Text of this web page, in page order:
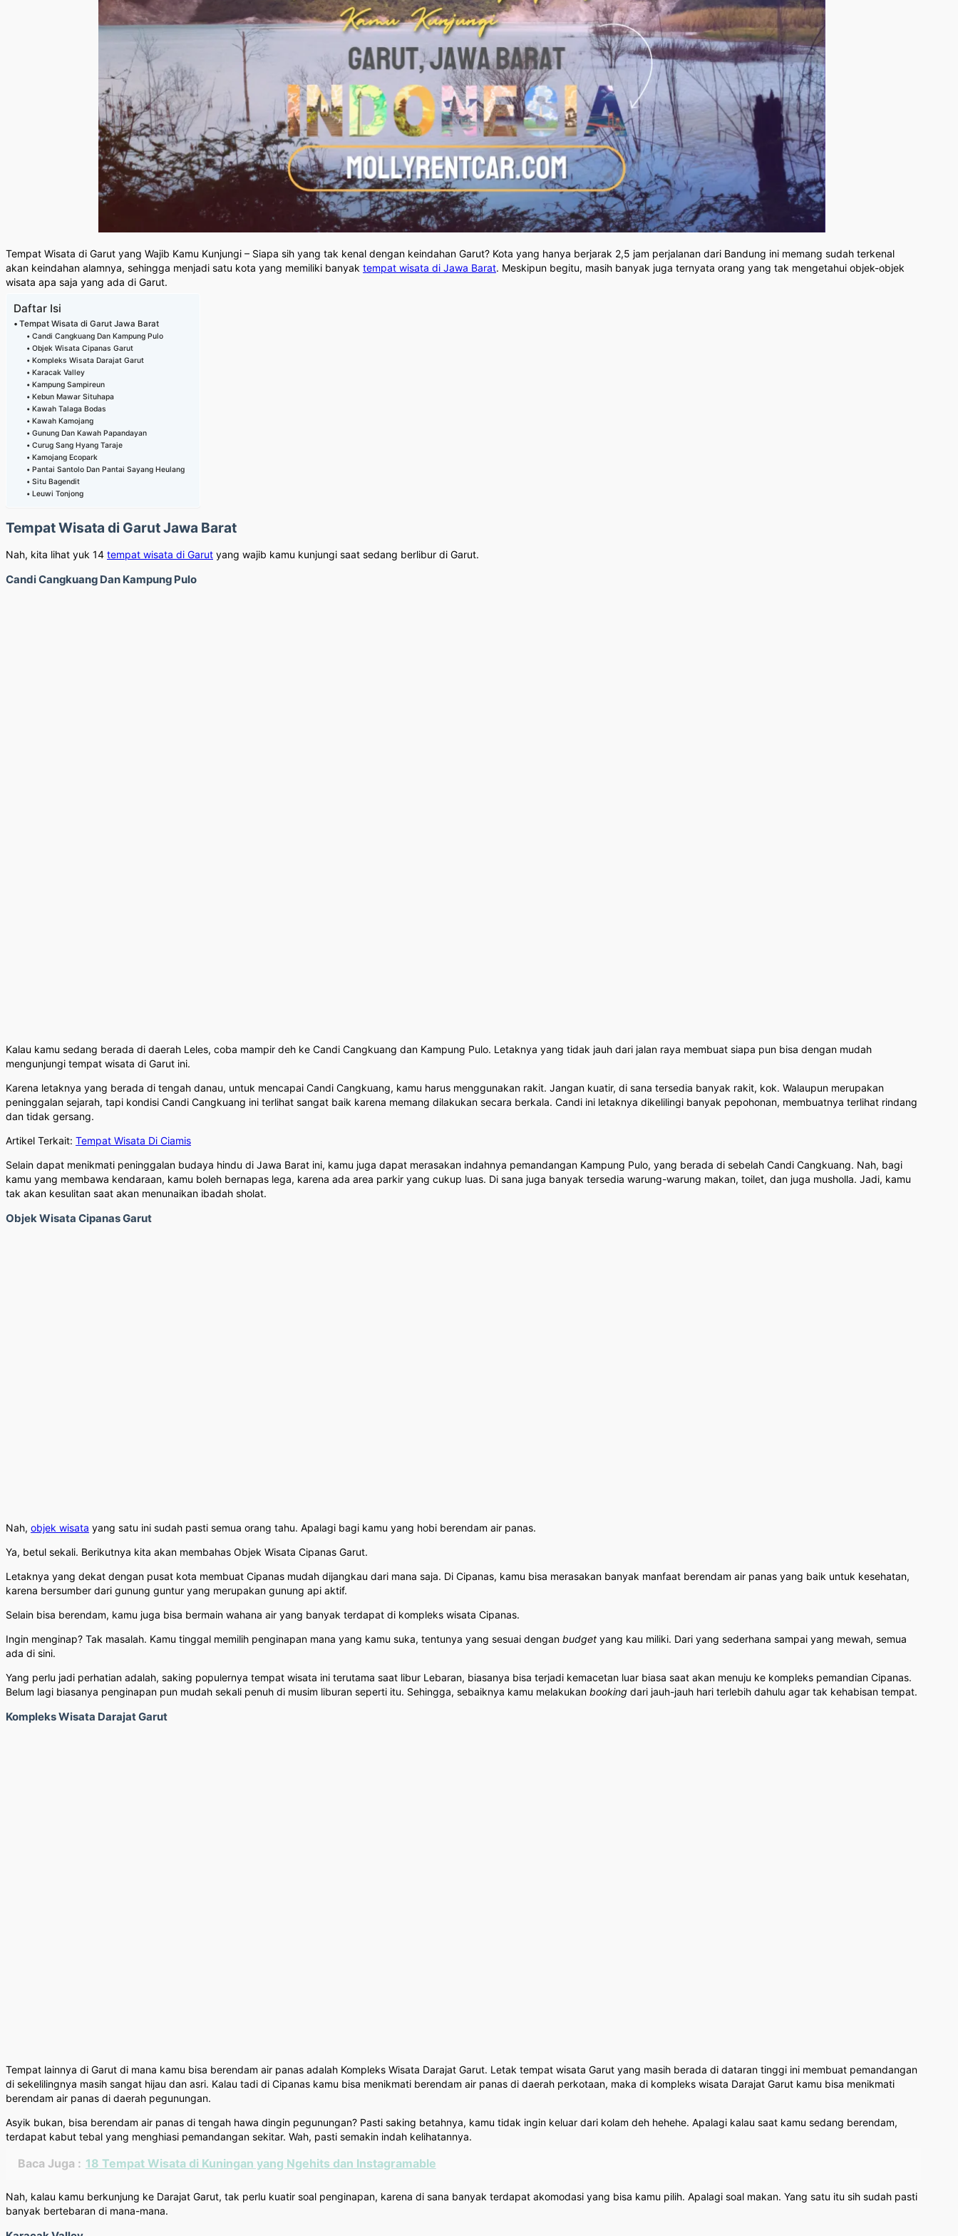
Tempat Wisata di Garut yang Wajib Kamu Kunjungi – Siapa sih yang tak kenal dengan keindahan Garut? Kota yang hanya berjarak 2,5 jam perjalanan dari Bandung ini memang sudah terkenal
akan keindahan alamnya, sehingga menjadi satu kota yang memiliki banyak tempat wisata di Jawa Barat. Meskipun begitu, masih banyak juga ternyata orang yang tak mengetahui objek-objek
wisata apa saja yang ada di Garut.
Daftar Isi
Tempat Wisata di Garut Jawa Barat
Candi Cangkuang Dan Kampung Pulo
Objek Wisata Cipanas Garut
Kompleks Wisata Darajat Garut
Karacak Valley
Kampung Sampireun
Kebun Mawar Situhapa
Kawah Talaga Bodas
Kawah Kamojang
Gunung Dan Kawah Papandayan
Curug Sang Hyang Taraje
Kamojang Ecopark
Pantai Santolo Dan Pantai Sayang Heulang
Situ Bagendit
Leuwi Tonjong
Tempat Wisata di Garut Jawa Barat
Nah, kita lihat yuk 14 tempat wisata di Garut yang wajib kamu kunjungi saat sedang berlibur di Garut.
Candi Cangkuang Dan Kampung Pulo
Kalau kamu sedang berada di daerah Leles, coba mampir deh ke Candi Cangkuang dan Kampung Pulo. Letaknya yang tidak jauh dari jalan raya membuat siapa pun bisa dengan mudah
mengunjungi tempat wisata di Garut ini.
Karena letaknya yang berada di tengah danau, untuk mencapai Candi Cangkuang, kamu harus menggunakan rakit. Jangan kuatir, di sana tersedia banyak rakit, kok. Walaupun merupakan
peninggalan sejarah, tapi kondisi Candi Cangkuang ini terlihat sangat baik karena memang dilakukan secara berkala. Candi ini letaknya dikelilingi banyak pepohonan, membuatnya terlihat rindang
dan tidak gersang.
Artikel Terkait: Tempat Wisata Di Ciamis
Selain dapat menikmati peninggalan budaya hindu di Jawa Barat ini, kamu juga dapat merasakan indahnya pemandangan Kampung Pulo, yang berada di sebelah Candi Cangkuang. Nah, bagi
kamu yang membawa kendaraan, kamu boleh bernapas lega, karena ada area parkir yang cukup luas. Di sana juga banyak tersedia warung-warung makan, toilet, dan juga musholla. Jadi, kamu
tak akan kesulitan saat akan menunaikan ibadah sholat.
Objek Wisata Cipanas Garut
Nah, objek wisata yang satu ini sudah pasti semua orang tahu. Apalagi bagi kamu yang hobi berendam air panas.
Ya, betul sekali. Berikutnya kita akan membahas Objek Wisata Cipanas Garut.
Letaknya yang dekat dengan pusat kota membuat Cipanas mudah dijangkau dari mana saja. Di Cipanas, kamu bisa merasakan banyak manfaat berendam air panas yang baik untuk kesehatan,
karena bersumber dari gunung guntur yang merupakan gunung api aktif.
Selain bisa berendam, kamu juga bisa bermain wahana air yang banyak terdapat di kompleks wisata Cipanas.
Ingin menginap? Tak masalah. Kamu tinggal memilih penginapan mana yang kamu suka, tentunya yang sesuai dengan budget yang kau miliki. Dari yang sederhana sampai yang mewah, semua
ada di sini.
Yang perlu jadi perhatian adalah, saking populernya tempat wisata ini terutama saat libur Lebaran, biasanya bisa terjadi kemacetan luar biasa saat akan menuju ke kompleks pemandian Cipanas.
Belum lagi biasanya penginapan pun mudah sekali penuh di musim liburan seperti itu. Sehingga, sebaiknya kamu melakukan booking dari jauh-jauh hari terlebih dahulu agar tak kehabisan tempat.
Kompleks Wisata Darajat Garut
Tempat lainnya di Garut di mana kamu bisa berendam air panas adalah Kompleks Wisata Darajat Garut. Letak tempat wisata Garut yang masih berada di dataran tinggi ini membuat pemandangan
di sekelilingnya masih sangat hijau dan asri. Kalau tadi di Cipanas kamu bisa menikmati berendam air panas di daerah perkotaan, maka di kompleks wisata Darajat Garut kamu bisa menikmati
berendam air panas di daerah pegunungan.
Asyik bukan, bisa berendam air panas di tengah hawa dingin pegunungan? Pasti saking betahnya, kamu tidak ingin keluar dari kolam deh hehehe. Apalagi kalau saat kamu sedang berendam,
terdapat kabut tebal yang menghiasi pemandangan sekitar. Wah, pasti semakin indah kelihatannya.
Baca Juga : 18 Tempat Wisata di Kuningan yang Ngehits dan Instagramable
Nah, kalau kamu berkunjung ke Darajat Garut, tak perlu kuatir soal penginapan, karena di sana banyak terdapat akomodasi yang bisa kamu pilih. Apalagi soal makan. Yang satu itu sih sudah pasti
banyak bertebaran di mana-mana.